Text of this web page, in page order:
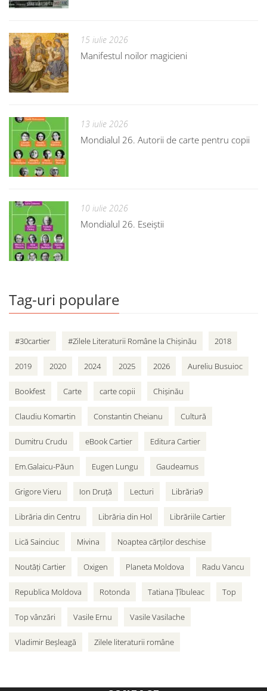
15 iulie 2026
Manifestul noilor magicieni
13 iulie 2026
Mondialul 26. Autorii de carte pentru copii
10 iulie 2026
Mondialul 26. Eseiștii
Tag-uri populare
#30cartier #Zilele Literaturii Române la Chișinău 2018
2019 2020 2024 2025 2026 Aureliu Busuioc
Bookfest Carte carte copii Chișinău
Claudiu Komartin Constantin Cheianu Cultură
Dumitru Crudu eBook Cartier Editura Cartier
Em.Galaicu-Păun Eugen Lungu Gaudeamus
Grigore Vieru Ion Druță Lecturi Librăria9
Librăria din Centru Librăria din Hol Librăriile Cartier
Lică Sainciuc Mivina Noaptea cărților deschise
Noutăți Cartier Oxigen Planeta Moldova Radu Vancu
Republica Moldova Rotonda Tatiana Țîbuleac Top
Top vânzări Vasile Ernu Vasile Vasilache
Vladimir Beșleagă Zilele literaturii române